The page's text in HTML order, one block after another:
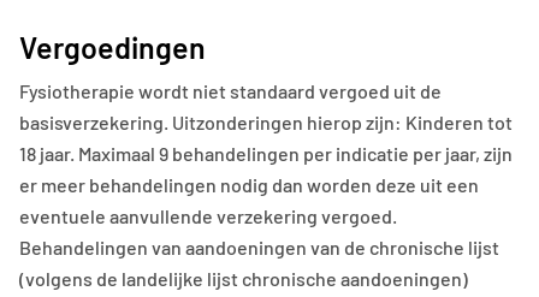
Vergoedingen
Fysiotherapie wordt niet standaard vergoed uit de
basisverzekering. Uitzonderingen hierop zijn: Kinderen tot
18 jaar. Maximaal 9 behandelingen per indicatie per jaar, zijn
er meer behandelingen nodig dan worden deze uit een
eventuele aanvullende verzekering vergoed.
Behandelingen van aandoeningen van de chronische lijst
(volgens de landelijke lijst chronische aandoeningen)